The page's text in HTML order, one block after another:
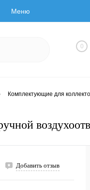
Меню
0
Комплектующие для
Добавить отзыв